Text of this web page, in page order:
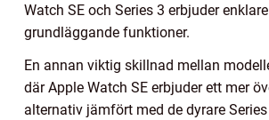
Watch SE och Series 3 erbjuder
grundläggande funktioner.
En annan viktig skillnad mellan
där Apple Watch SE erbjuder ett mer
alternativ jämfört med de dyrare